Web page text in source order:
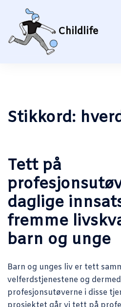
innhold
Childlife
Stikkord:
Tett på
daglige
fremme
barn og unge
Barn og unges liv er tett
velferdstjenestene og
profesjonsutøverne i disse